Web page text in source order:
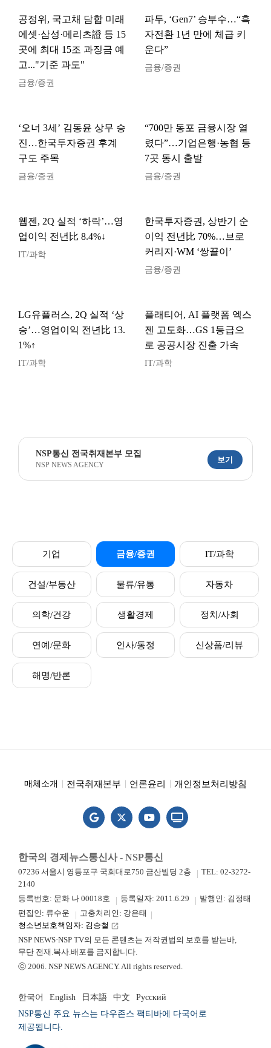
공정위, 국고채 담합 미래
에셋·삼성·메리츠證 등 15
곳에 최대 15조 과징금 예
고..."기준 과도"
금융/증권
파두, ‘Gen7’ 승부수…“흑
자전환 1년 만에 체급 키
운다”
금융/증권
‘오너 3세’ 김동윤 상무 승
진…한국투자증권 후계
구도 주목
금융/증권
“700만 동포 금융시장 열
렸다”…기업은행·농협 등
7곳 동시 출발
금융/증권
웹젠, 2Q 실적 ‘하락’…영
업이익 전년比 8.4%↓
IT/과학
한국투자증권, 상반기 순
이익 전년比 70%…브로
커리지·WM ‘쌍끌이’
금융/증권
LG유플러스, 2Q 실적 ‘상
승’…영업이익 전년比 13.
1%↑
IT/과학
플래티어, AI 플랫폼 엑스
젠 고도화…GS 1등급으
로 공공시장 진출 가속
IT/과학
NSP통신 전국취재본부 모집
NSP NEWS AGENCY
보기
기업 금융/증권 IT/과학
건설/부동산 물류/유통 자동차
의학/건강 생활경제 정치/사회
연예/문화 인사/동정 신상품/리뷰
해명/반론
매체소개 전국취재본부 언론윤리 개인정보처리방침
한국의 경제뉴스통신사 - NSP통신
07236 서울시 영등포구 국회대로750 금산빌딩 2층
TEL: 02-3272-
2140
등록번호: 문화 나 00018호
등록일자: 2011.6.29
발행인: 김정태
편집인: 류수운
고충처리인: 강은태
청소년보호책임자: 김승철 launch
NSP NEWS·NSP TV의 모든 콘텐츠는 저작권법의 보호를 받는바,
무단 전재.복사.배포를 금지합니다.
ⓒ 2006. NSP NEWS AGENCY. All rights reserved.
한국어 English 日本語 中文
Русский
NSP통신 주요 뉴스는 다우존스 팩티바에 다국어로
제공됩니다.